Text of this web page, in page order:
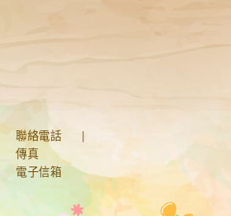
聯絡電話
|
傳真
電子信箱